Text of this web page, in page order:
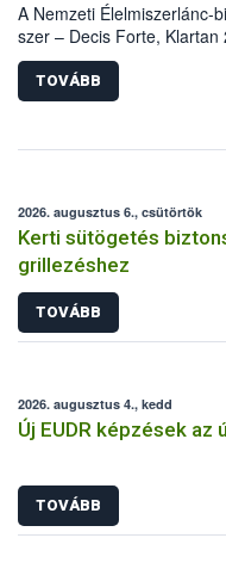
A Nemzeti Élelmiszerlánc-
szer – Decis Forte,
módosította, így azok a
(BBCH 91) stádiumáig
célja, hogy a korai érésű
felhasználók számára is
TOVÁBB
2026. augusztus 6., csütörtök
Kerti sütögetés
grillezéshez
TOVÁBB
2026. augusztus 4., kedd
Új EUDR képzések az
TOVÁBB